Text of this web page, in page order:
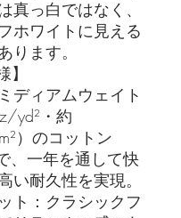
真っ白ではなく、
ホワイトに見える
ります。
】
ディアムウェイト
yd²・約
）のコットン
、一年を通して快
い耐久性を実現。
ト：クラシックフ